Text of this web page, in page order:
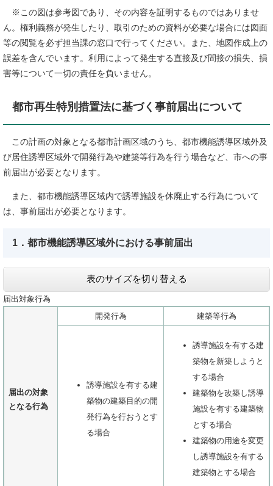
※この図は参考図であり、その内容を証明するものではありませ
ん。権利義務が発生したり、取引のための資料が必要な場合には図面
等の閲覧を必ず担当課の窓口で行ってください。また、地図作成上の
誤差を含んでいます。利用によって発生する直接及び間接の損失、損
害等について一切の責任を負いません。
都市再生特別措置法に基づく事前届出について
この計画の対象となる都市計画区域のうち、都市機能誘導区域外及
び居住誘導区域外で開発行為や建築等行為を行う場合など、市への事
前届出が必要となります。
また、都市機能誘導区域内で誘導施設を休廃止する行為について
は、事前届出が必要となります。
1．都市機能誘導区域外における事前届出
表のサイズを切り替える
届出の対象
となる行為
開発行為 建築等行為
誘導施設を有する建
築物の建築目的の開
発行為を行おうとす
る場合
誘導施設を有する建
築物を新築しようと
する場合
建築物を改築し誘導
施設を有する建築物
とする場合
建築物の用途を変更
し誘導施設を有する
建築物とする場合
届出対象行為